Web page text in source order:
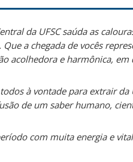
da UFSC saúda as
a chegada de vocês
acolhedora e harmônica,
à vontade para extrair
de um saber humano,
com muita energia e